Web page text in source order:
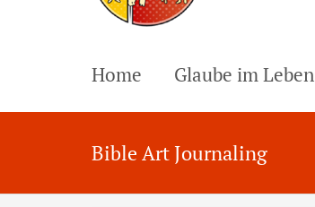
Home Glaube im Leben
Bible Art Journaling